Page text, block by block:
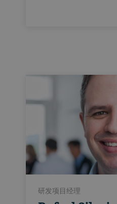
研发项目经理